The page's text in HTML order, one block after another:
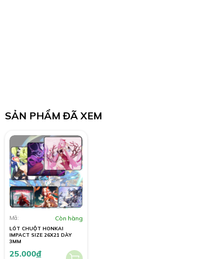
SẢN PHẨM ĐÃ XEM
Mã: Còn hàng
LÓT CHUỘT HONKAI
IMPACT SIZE 26X21 DÀY
3MM
25.000đ